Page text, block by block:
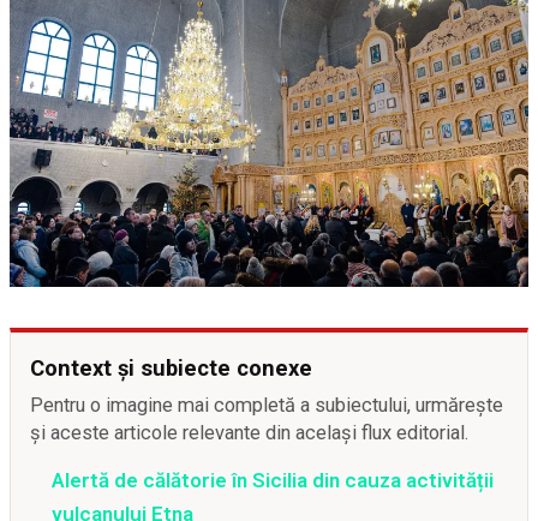
Context și subiecte conexe
Pentru o imagine mai completă a subiectului, urmărește
și aceste articole relevante din același flux editorial.
Alertă de călătorie în Sicilia din cauza activității
vulcanului Etna